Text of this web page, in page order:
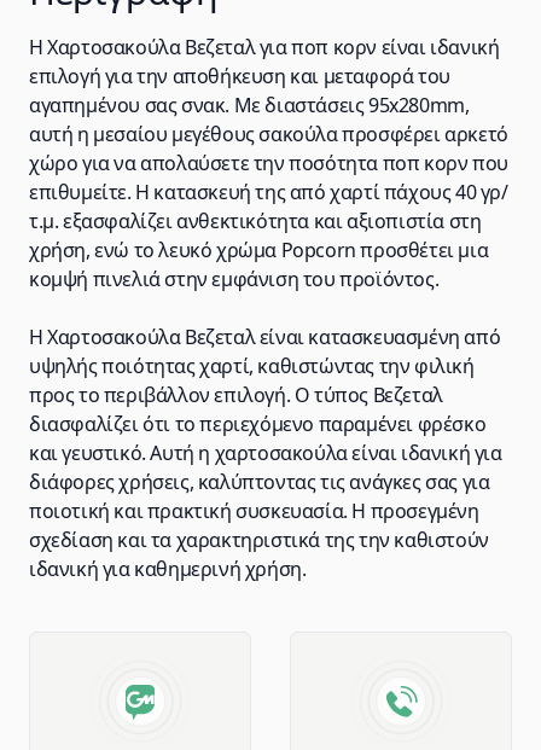
Η Χαρτοσακούλα Βεζεταλ για ποπ κορν είναι ιδανική
επιλογή για την αποθήκευση και μεταφορά του
αγαπημένου σας σνακ. Με διαστάσεις 95x280mm,
αυτή η μεσαίου μεγέθους σακούλα προσφέρει αρκετό
χώρο για να απολαύσετε την ποσότητα ποπ κορν που
επιθυμείτε. Η κατασκευή της από χαρτί πάχους 40 γρ/
τ.μ. εξασφαλίζει ανθεκτικότητα και αξιοπιστία στη
χρήση, ενώ το λευκό χρώμα Popcorn προσθέτει μια
κομψή πινελιά στην εμφάνιση του προϊόντος.
Η Χαρτοσακούλα Βεζεταλ είναι κατασκευασμένη από
υψηλής ποιότητας χαρτί, καθιστώντας την φιλική
προς το περιβάλλον επιλογή. Ο τύπος Βεζεταλ
διασφαλίζει ότι το περιεχόμενο παραμένει φρέσκο
και γευστικό. Αυτή η χαρτοσακούλα είναι ιδανική για
διάφορες χρήσεις, καλύπτοντας τις ανάγκες σας για
ποιοτική και πρακτική συσκευασία. Η προσεγμένη
σχεδίαση και τα χαρακτηριστικά της την καθιστούν
ιδανική για καθημερινή χρήση.